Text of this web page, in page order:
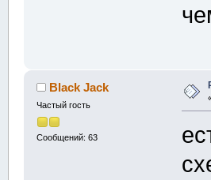
Black Jack
Частый гость
Сообщений: 63